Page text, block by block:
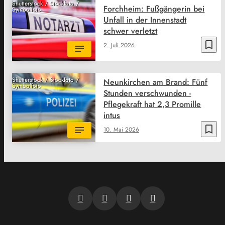
Shutterstock / Stockfoto /
Symbolfoto
bookmark_border
2. Juli 2026
Forchheim: Fußgängerin bei
Unfall in der Innenstadt
schwer verletzt
Shutterstock / Stockfoto /
Symbolfoto
bookmark_border
10. Mai 2026
Neunkirchen am Brand: Fünf
Stunden verschwunden -
Pflegekraft hat 2,3 Promille
intus